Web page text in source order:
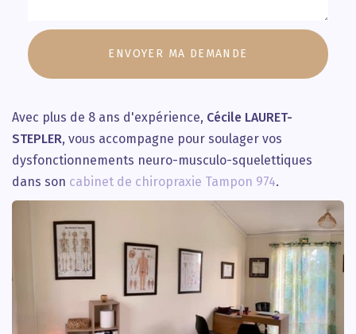
Message
:
ENVOYER MA DEMANDE
Avec plus de 8 ans d'expérience, Cécile LAURET-
STEPLER, vous accompagne pour soulager vos
dysfonctionnements neuro-musculo-squelettiques
dans son cabinet de chiropraxie Tampon 974.